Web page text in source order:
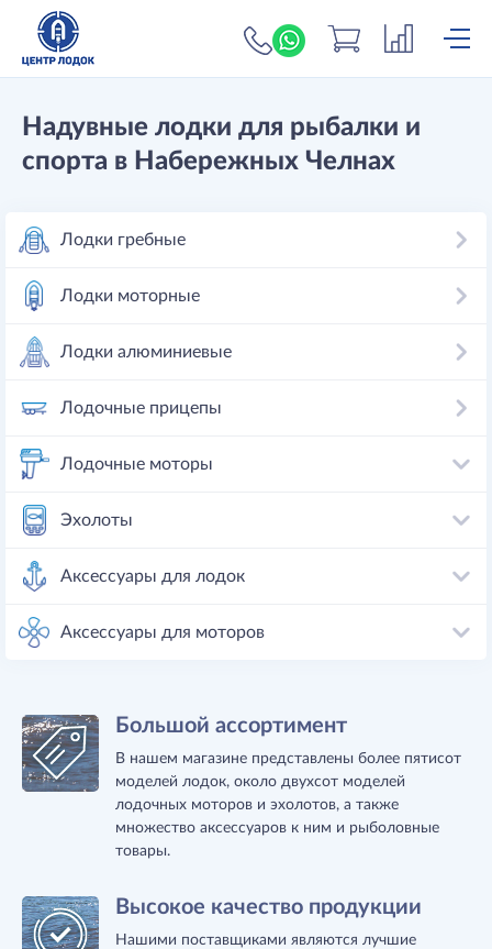
+7 (919) 698-56-
Надувные лодки для рыбалки и
спорта в Набережных Челнах
Лодки гребные
Лодки моторные
Лодки алюминиевые
Лодочные прицепы
Лодочные моторы
Эхолоты
Аксессуары для лодок
Аксессуары для моторов
Большой ассортимент
В нашем магазине представлены более пятисот
моделей лодок, около двухсот моделей
лодочных моторов и эхолотов, а также
множество аксессуаров к ним и рыболовные
товары.
Высокое качество продукции
Нашими поставщиками являются лучшие